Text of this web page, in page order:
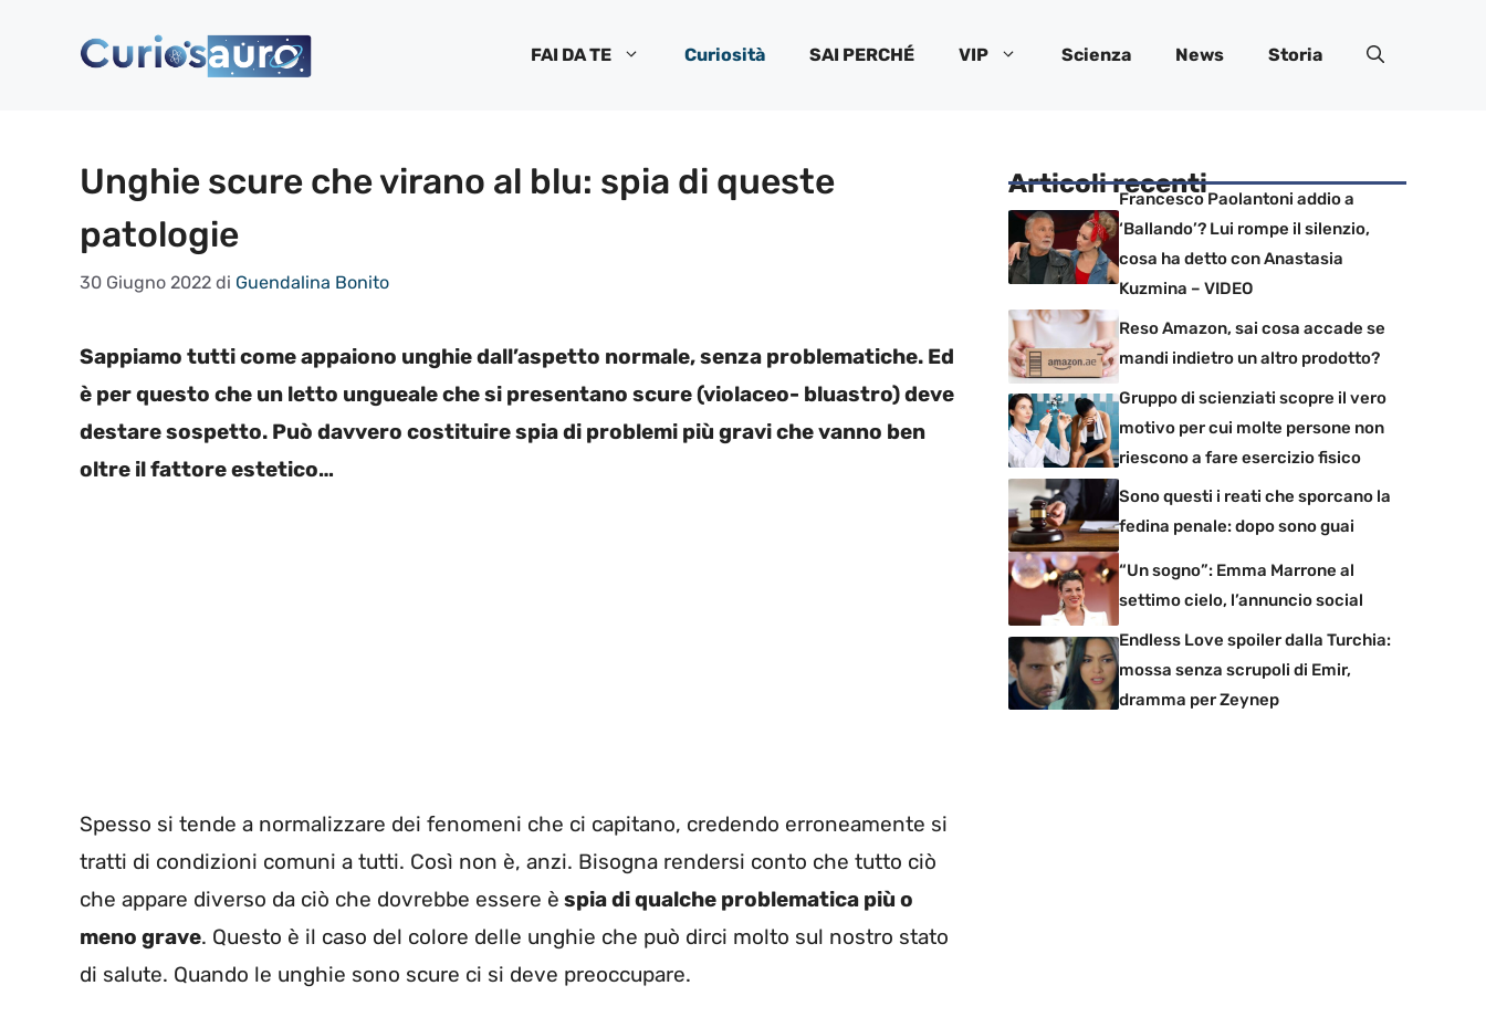
FAI DA TE Curiosità SAI PERCHÉ VIP Scienza News Storia
Unghie scure che virano al blu: spia di queste
patologie
30 Giugno 2022 di Guendalina Bonito
Sappiamo tutti come appaiono unghie dall’aspetto normale, senza problematiche. Ed
è per questo che un letto ungueale che si presentano scure (violaceo- bluastro) deve
destare sospetto. Può davvero costituire spia di problemi più gravi che vanno ben
oltre il fattore estetico…
Spesso si tende a normalizzare dei fenomeni che ci capitano, credendo erroneamente si
tratti di condizioni comuni a tutti. Così non è, anzi. Bisogna rendersi conto che tutto ciò
che appare diverso da ciò che dovrebbe essere è spia di qualche problematica più o
meno grave. Questo è il caso del colore delle unghie che può dirci molto sul nostro stato
di salute. Quando le unghie sono scure ci si deve preoccupare.
Articoli recentiFrancesco Paolantoni addio a
‘Ballando’? Lui rompe il silenzio,
cosa ha detto con Anastasia
Kuzmina – VIDEO
Reso Amazon, sai cosa accade se
mandi indietro un altro prodotto?
Gruppo di scienziati scopre il vero
motivo per cui molte persone non
riescono a fare esercizio fisico
Sono questi i reati che sporcano la
fedina penale: dopo sono guai
“Un sogno”: Emma Marrone al
settimo cielo, l’annuncio social
Endless Love spoiler dalla Turchia:
mossa senza scrupoli di Emir,
dramma per Zeynep